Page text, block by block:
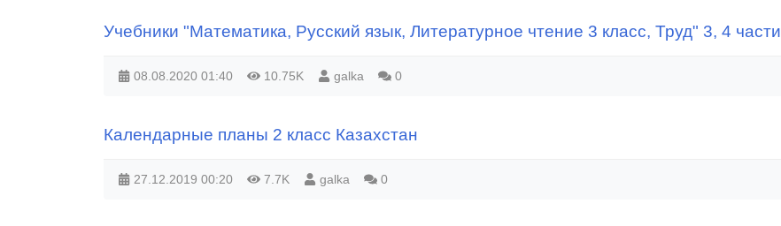
Учебники "Математика, Русский язык, Литературное чтение 3 класс, Труд" 3, 4 части
08.08.2020 01:40 10.75K galka 0
Календарные планы 2 класс Казахстан
27.12.2019 00:20 7.7K galka 0